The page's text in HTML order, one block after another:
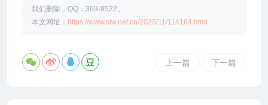
我们删除，QQ：369-8522。
本文网址： https://www.slw.net.cn/2025/11/114164.html
上一篇 下一篇